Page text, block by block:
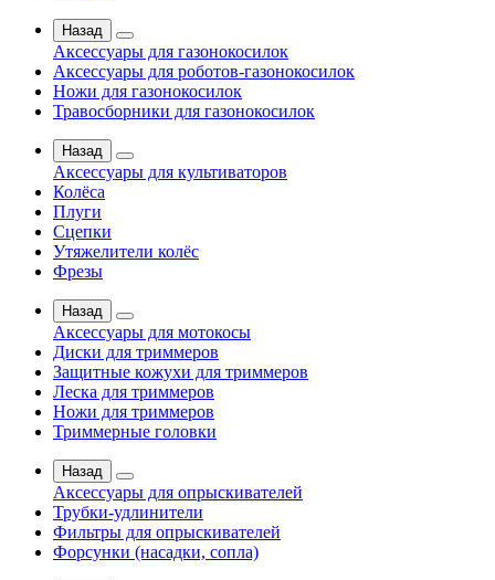
Назад
Аксессуары для газонокосилок
Аксессуары для роботов-газонокосилок
Ножи для газонокосилок
Травосборники для газонокосилок
Назад
Аксессуары для культиваторов
Колёса
Плуги
Сцепки
Утяжелители колёс
Фрезы
Назад
Аксессуары для мотокосы
Диски для триммеров
Защитные кожухи для триммеров
Леска для триммеров
Ножи для триммеров
Триммерные головки
Назад
Аксессуары для опрыскивателей
Трубки-удлинители
Фильтры для опрыскивателей
Форсунки (насадки, сопла)